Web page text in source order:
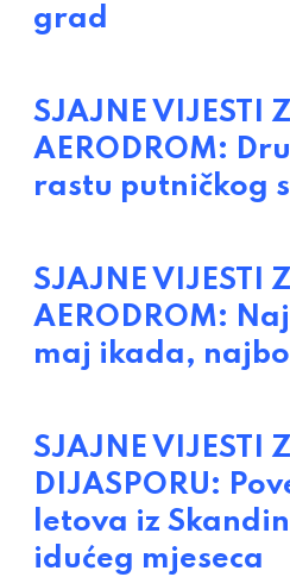
grad
SJAJNE VIJESTI
AERODROM:
rastu putničkog
SJAJNE VIJESTI
AERODROM:
maj ikada,
SJAJNE VIJESTI
DIJASPORU:
letova iz
idućeg mjeseca